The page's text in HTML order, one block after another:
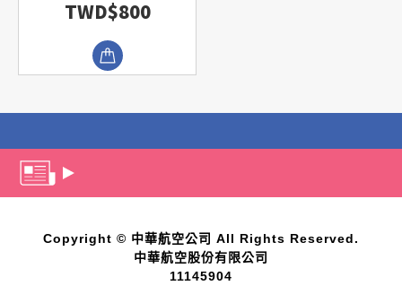
TWD$800
Copyright © 中華航空公司 All Rights Reserved.
中華航空股份有限公司
11145904